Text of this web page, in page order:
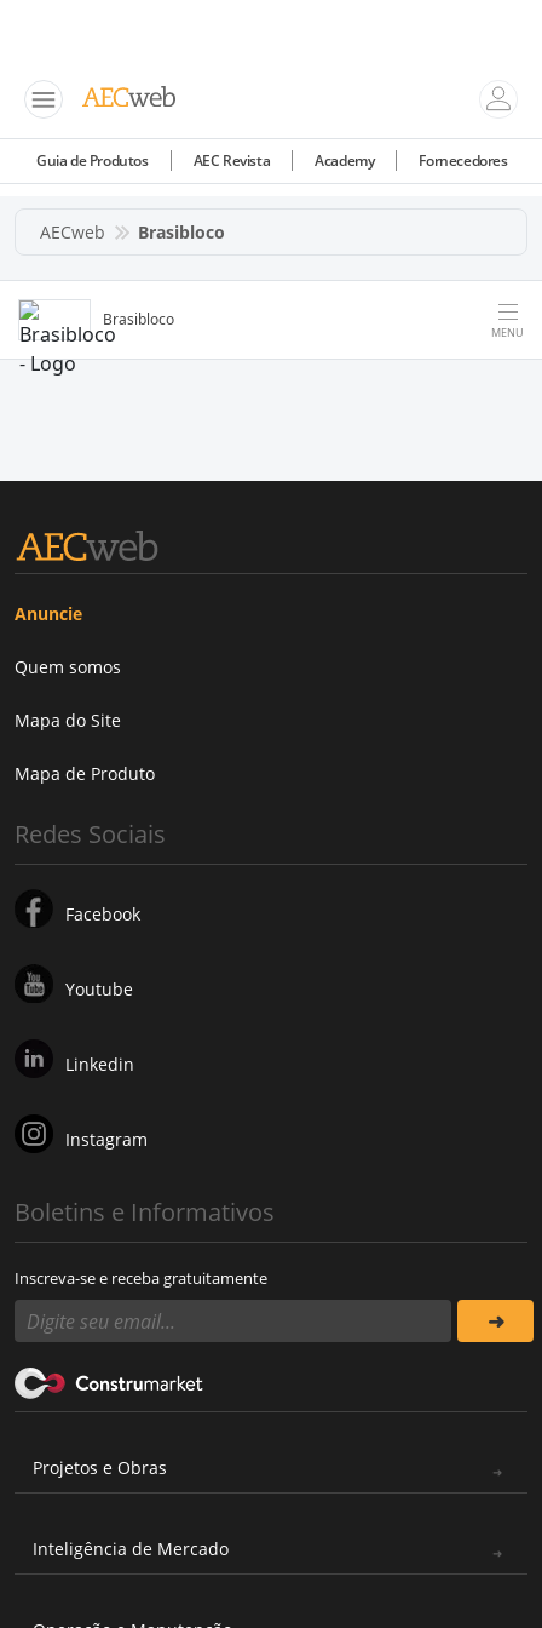
Guia de Produtos AEC Revista Academy Fornecedores
AECweb Brasibloco
Brasibloco
MENU
Anuncie
Quem somos
Mapa do Site
Mapa de Produto
Redes Sociais
Facebook
Youtube
Linkedin
Instagram
Boletins e Informativos
Inscreva-se e receba gratuitamente
Projetos e Obras
Inteligência de Mercado